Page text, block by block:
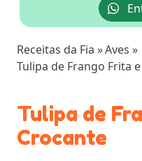
Receitas da Fia »Aves »
Tulipa de Frango Frita
Tulipa de
Crocante